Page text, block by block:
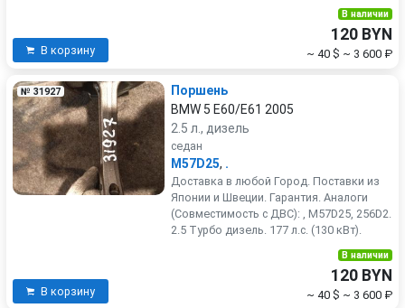
В корзину
В наличии
120 BYN
~ 40 $ ~ 3 600 ₽
№ 31927
Поршень
BMW 5 E60/E61 2005
2.5 л., дизель
седан
M57D25, .
Доставка в любой Город. Поставки из
Японии и Швеции. Гарантия. Аналоги
(Совместимость с ДВС): , M57D25, 256D2.
2.5 Турбо дизель. 177 л.с. (130 кВт).
В корзину
В наличии
120 BYN
~ 40 $ ~ 3 600 ₽